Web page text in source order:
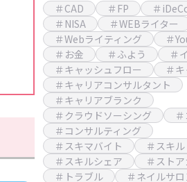
＃CAD ＃FP
＃
＃NISA
＃WEBライター
＃Webライティング
＃
＃お金
＃ふよう
＃
＃キャッシュフロー
＃
＃キャリアコンサルタント
＃キャリアブランク
＃クラウドソーシング
＃コンサルティング
＃スキマバイト
＃スキル
＃スキルシェア
＃ストア
＃トラブル
＃ネイルサロ